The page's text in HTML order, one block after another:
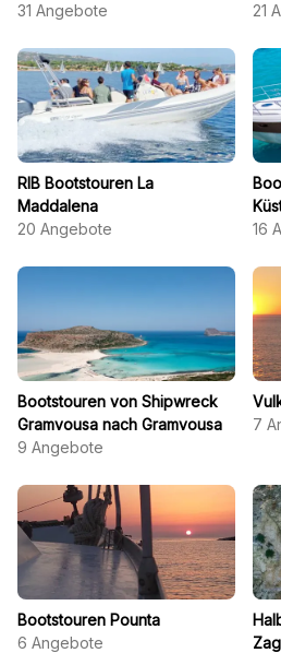
31 Angebote
21
RIB Bootstouren La
Maddalena
20 Angebote
16
Bootstouren von Shipwreck
Gramvousa nach Gramvousa
9 Angebote
7
Bootstouren Pounta
6 Angebote